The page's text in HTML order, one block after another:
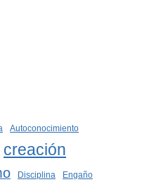
Autoconocimiento
creación
Disciplina Engaño